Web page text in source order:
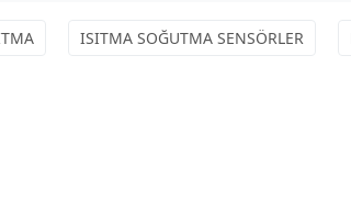
ISITMA SOĞUTMA SENSÖRLER